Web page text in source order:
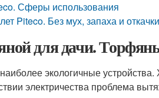
Сферы использования
Piteco. Без мух, запаха и
для дачи.
экологичные
электричества проблема